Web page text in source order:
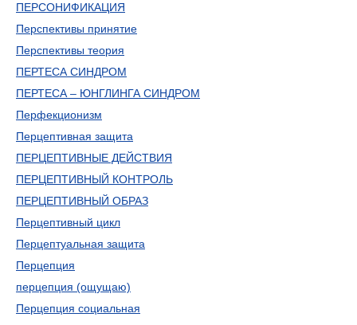
ПЕРСОНИФИКАЦИЯ
Перспективы принятие
Перспективы теория
ПЕРТЕСА СИНДРОМ
ПЕРТЕСА – ЮНГЛИНГА СИНДРОМ
Перфекционизм
Перцептивная защита
ПЕРЦЕПТИВНЫЕ ДЕЙСТВИЯ
ПЕРЦЕПТИВНЫЙ КОНТРОЛЬ
ПЕРЦЕПТИВНЫЙ ОБРАЗ
Перцептивный цикл
Перцептуальная защита
Перцепция
перцепция (ощущаю)
Перцепция социальная